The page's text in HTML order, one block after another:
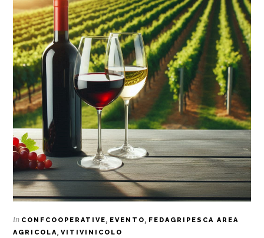
In CONFCOOPERATIVE, EVENTO, FEDAGRIPESCA AREA
AGRICOLA,VITIVINICOLO